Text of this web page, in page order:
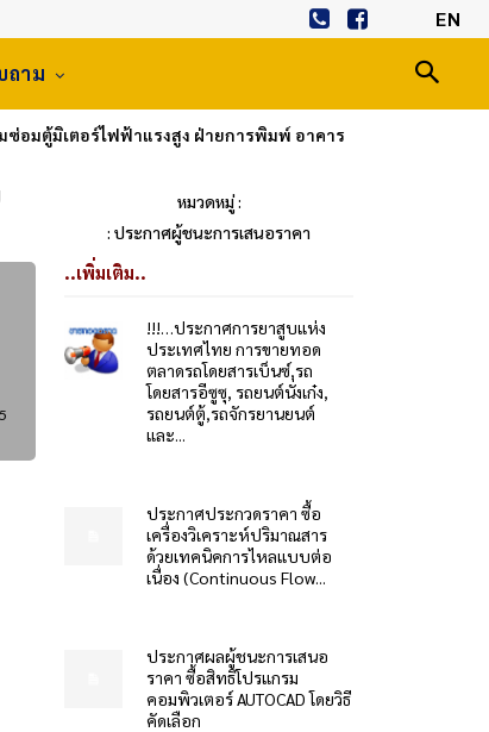
EN
ถาม
อมตู้มิเตอร์ไฟฟ้าแรงสูง ฝ่ายการพิมพ์ อาคาร
หมวดหมู่ :
: ประกาศผู้ชนะการเสนอราคา
..เพิ่มเติม..
!!!…ประกาศการยาสูบแห่ง
ประเทศไทย การขายทอด
ตลาดรถโดยสารเบ็นซ์,รถ
โดยสารอีซูซุ, รถยนต์นั่งเก๋ง,
รถยนต์ตู้,รถจักรยานยนต์
และ...
ประกาศประกวดราคา ซื้อ
เครื่องวิเคราะห์ปริมาณสาร
ด้วยเทคนิคการไหลแบบต่อ
เนื่อง (Continuous Flow...
ประกาศผลผู้ชนะการเสนอ
ราคา ซื้อสิทธิโปรแกรม
คอมพิวเตอร์ AUTOCAD โดยวิธี
คัดเลือก